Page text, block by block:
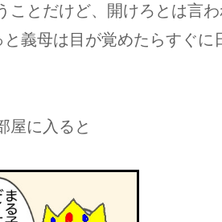
ことだけど、開けろとは言
義母は目が覚めたらすぐに
屋に入ると